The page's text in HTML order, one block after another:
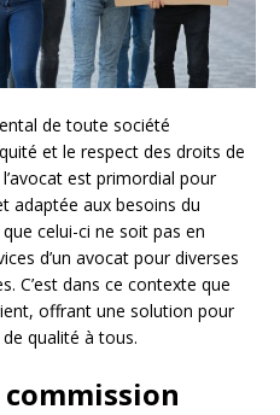
de toute société
et le respect des droits de
est primordial pour
adaptée aux besoins du
celui-ci ne soit pas en
d’un avocat pour diverses
C’est dans ce contexte que
offrant une solution pour
qualité à tous.